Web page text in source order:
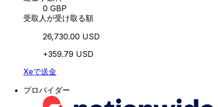
0 GBP
受取人が受け取る額
26,730.00 USD
+359.79 USD
Xeで送金
プロバイダー